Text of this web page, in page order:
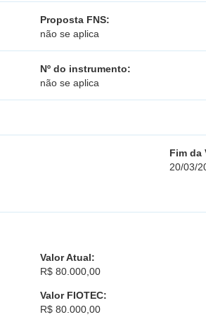
Proposta FNS:
não se aplica
Nº do instrumento:
não se aplica
Fim da
20/03/
Valor Atual:
R$ 80.000,00
Valor FIOTEC:
R$ 80.000,00